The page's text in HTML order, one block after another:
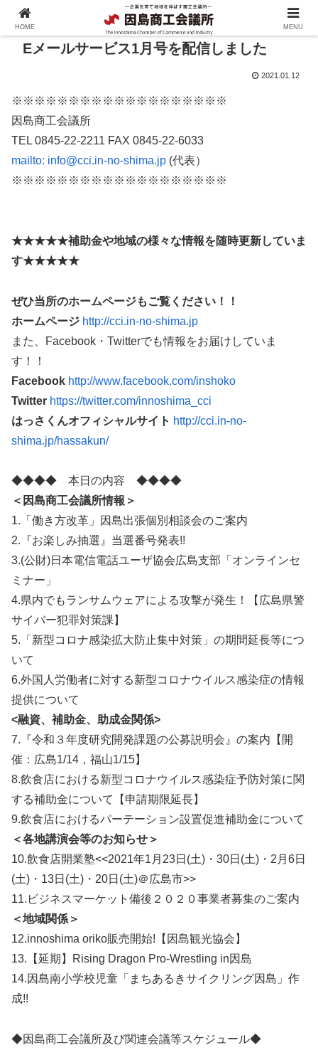
Eメールサービス1月号を配信しました
2021.01.12
※※※※※※※※※※※※※※※※※※※
因島商工会議所
TEL 0845-22-2211 FAX 0845-22-6033
mailto: info@cci.in-no-shima.jp (代表）
※※※※※※※※※※※※※※※※※※※
★★★★★補助金や地域の様々な情報を随時更新していま
す★★★★★
ぜひ当所のホームページもご覧ください！！
ホームページ http://cci.in-no-shima.jp
また、Facebook・Twitterでも情報をお届けしていま
す！！
Facebook http://www.facebook.com/inshoko
Twitter https://twitter.com/innoshima_cci
はっさくんオフィシャルサイト http://cci.in-no-
shima.jp/hassakun/
◆◆◆◆ 本日の内容 ◆◆◆◆
＜因島商工会議所情報＞
1.「働き方改革」因島出張個別相談会のご案内
2.『お楽しみ抽選』当選番号発表!!
3.(公財)日本電信電話ユーザ協会広島支部「オンラインセ
ミナー」
4.県内でもランサムウェアによる攻撃が発生！【広島県警
サイバー犯罪対策課】
5.「新型コロナ感染拡大防止集中対策」の期間延長等につ
いて
6.外国人労働者に対する新型コロナウイルス感染症の情報
提供について
<融資、補助金、助成金関係>
7.『令和３年度研究開発課題の公募説明会』の案内【開
催：広島1/14，福山1/15】
8.飲食店における新型コロナウイルス感染症予防対策に関
する補助金について【申請期限延長】
9.飲食店におけるパーテーション設置促進補助金について
＜各地講演会等のお知らせ＞
10.飲食店開業塾<<2021年1月23日(土)・30日(土)・2月6日
(土)・13日(土)・20日(土)＠広島市>>
11.ビジネスマーケット備後２０２０事業者募集のご案内
＜地域関係＞
12.innoshima oriko販売開始!【因島観光協会】
13.【延期】Rising Dragon Pro-Wrestling in因島
14.因島南小学校児童「まちあるきサイクリング因島」作
成!!
◆因島商工会議所及び関連会議等スケジュール◆
HOME MENU